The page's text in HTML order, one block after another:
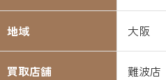
地域 大阪
買取店舗 難波店